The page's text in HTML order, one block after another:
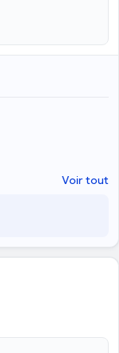
Voir tout